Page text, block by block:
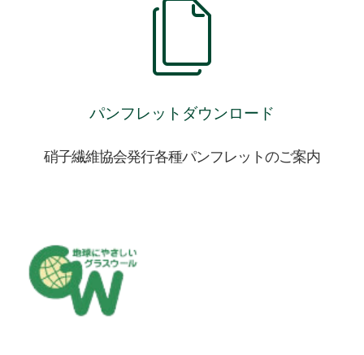
パンフレットダウンロード
硝子繊維協会発行各種パンフレットのご案内